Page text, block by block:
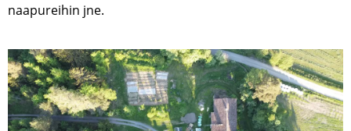
naapureihin jne.